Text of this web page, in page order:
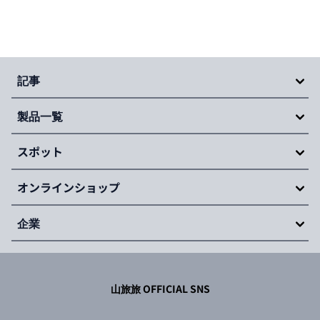
1
20
記事
製品一覧
スポット
オンラインショップ
企業
山旅旅 OFFICIAL SNS